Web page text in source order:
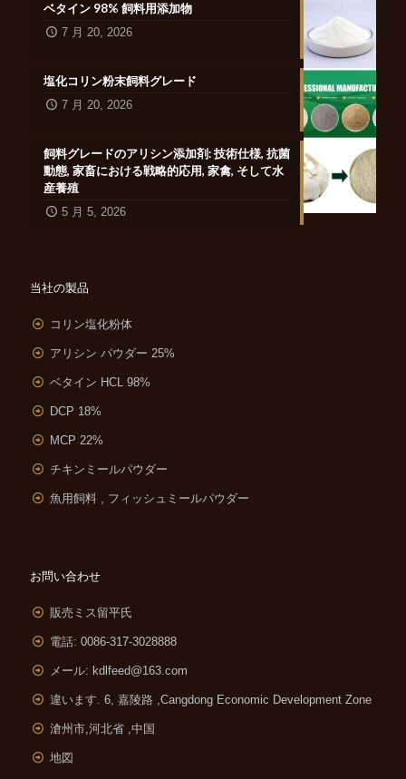
ベタイン 98% 飼料用添加物
7 月 20, 2026
塩化コリン粉末飼料グレード
7 月 20, 2026
飼料グレードのアリシン添加剤: 技術仕様, 抗菌
動態, 家畜における戦略的応用, 家禽, そして水
産養殖
5 月 5, 2026
当社の製品
コリン塩化粉体
アリシン パウダー 25%
ベタイン HCL 98%
DCP 18%
MCP 22%
チキンミールパウダー
魚用飼料 , フィッシュミールパウダー
お問い合わせ
販売ミス留平氏
電話: 0086-317-3028888
メール: kdlfeed@163.com
違います. 6, 嘉陵路 ,Cangdong Economic Development Zone
滄州市,河北省 ,中国
地図